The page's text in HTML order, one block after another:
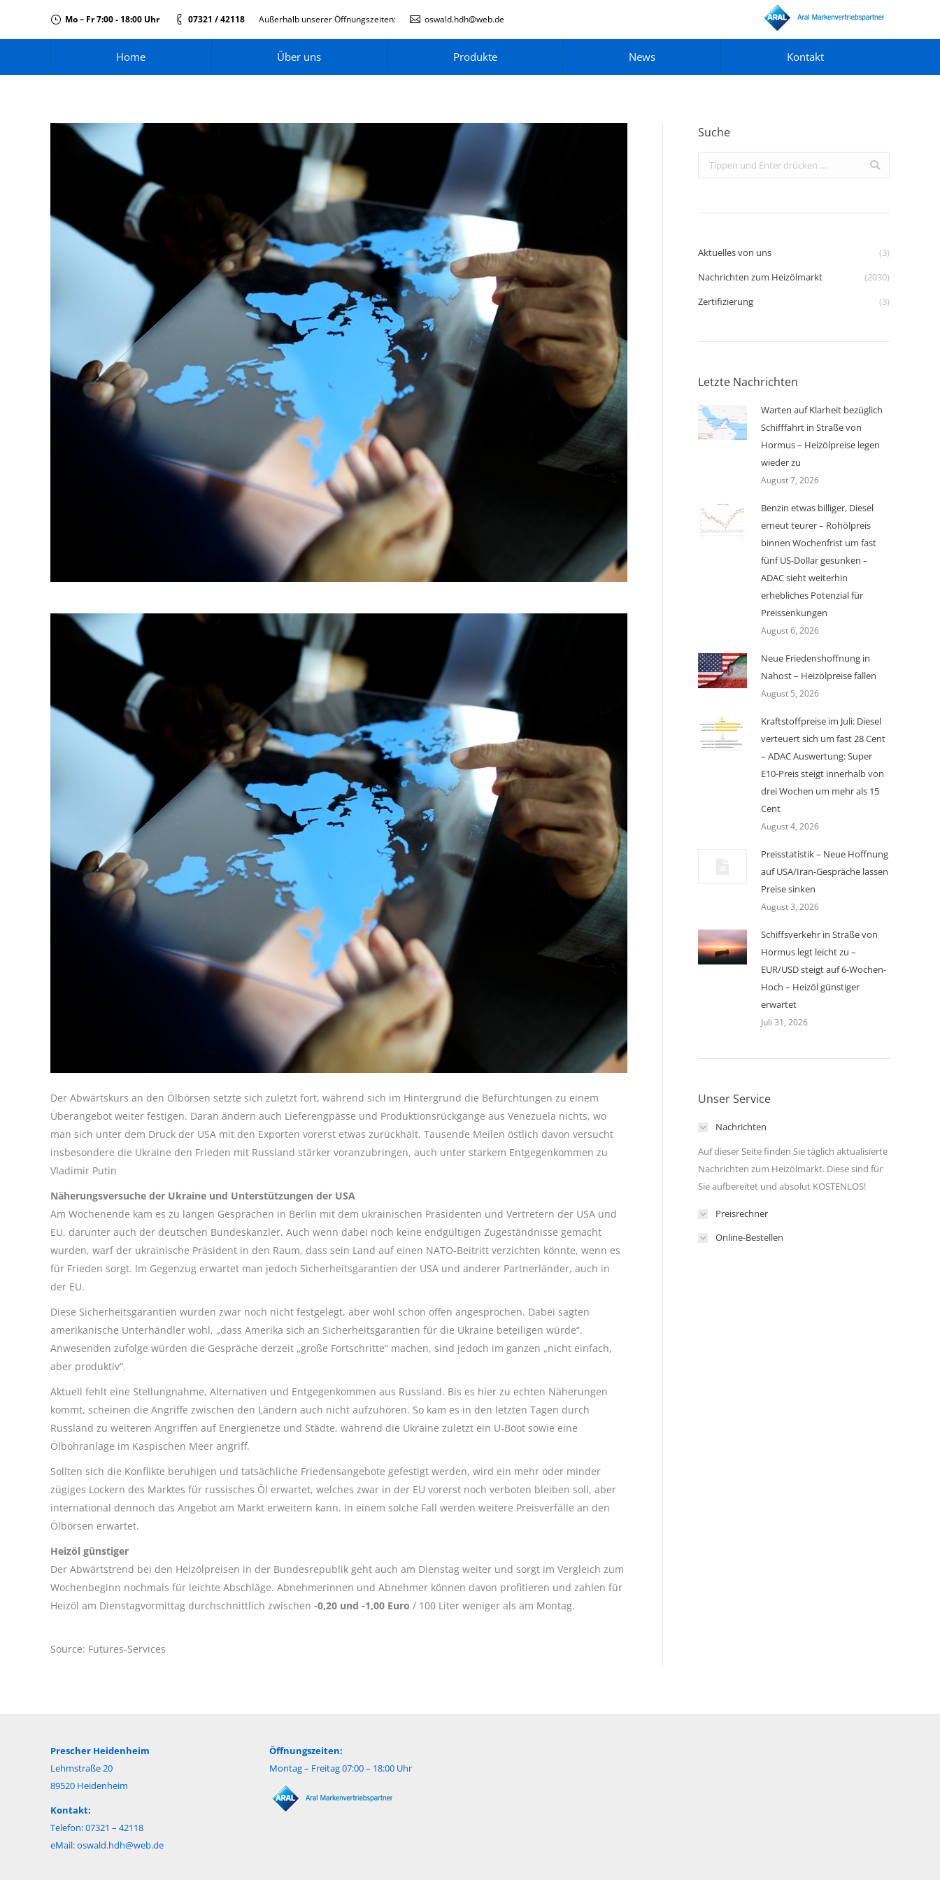
Mo – Fr 7:00 - 18:00 Uhr 07321 / 42118 Außerhalb unserer Öffnungszeiten: oswald.hdh@web.de
Home Über uns Produkte News Kontakt
Der Abwärtskurs an den Ölbörsen setzte sich zuletzt fort, während sich im Hintergrund die Befürchtungen zu einem
Überangebot weiter festigen. Daran ändern auch Lieferengpässe und Produktionsrückgänge aus Venezuela nichts, wo
man sich unter dem Druck der USA mit den Exporten vorerst etwas zurückhält. Tausende Meilen östlich davon versucht
insbesondere die Ukraine den Frieden mit Russland stärker voranzubringen, auch unter starkem Entgegenkommen zu
Vladimir Putin
Näherungsversuche der Ukraine und Unterstützungen der USA
Am Wochenende kam es zu langen Gesprächen in Berlin mit dem ukrainischen Präsidenten und Vertretern der USA und
EU, darunter auch der deutschen Bundeskanzler. Auch wenn dabei noch keine endgültigen Zugeständnisse gemacht
wurden, warf der ukrainische Präsident in den Raum, dass sein Land auf einen NATO-Beitritt verzichten könnte, wenn es
für Frieden sorgt. Im Gegenzug erwartet man jedoch Sicherheitsgarantien der USA und anderer Partnerländer, auch in
der EU.
Diese Sicherheitsgarantien wurden zwar noch nicht festgelegt, aber wohl schon offen angesprochen. Dabei sagten
amerikanische Unterhändler wohl, „dass Amerika sich an Sicherheitsgarantien für die Ukraine beteiligen würde“.
Anwesenden zufolge würden die Gespräche derzeit „große Fortschritte“ machen, sind jedoch im ganzen „nicht einfach,
aber produktiv“.
Aktuell fehlt eine Stellungnahme, Alternativen und Entgegenkommen aus Russland. Bis es hier zu echten Näherungen
kommt, scheinen die Angriffe zwischen den Ländern auch nicht aufzuhören. So kam es in den letzten Tagen durch
Russland zu weiteren Angriffen auf Energienetze und Städte, während die Ukraine zuletzt ein U-Boot sowie eine
Ölbohranlage im Kaspischen Meer angriff.
Sollten sich die Konflikte beruhigen und tatsächliche Friedensangebote gefestigt werden, wird ein mehr oder minder
zügiges Lockern des Marktes für russisches Öl erwartet, welches zwar in der EU vorerst noch verboten bleiben soll, aber
international dennoch das Angebot am Markt erweitern kann. In einem solche Fall werden weitere Preisverfälle an den
Ölbörsen erwartet.
Heizöl günstiger
Der Abwärtstrend bei den Heizölpreisen in der Bundesrepublik geht auch am Dienstag weiter und sorgt im Vergleich zum
Wochenbeginn nochmals für leichte Abschläge. Abnehmerinnen und Abnehmer können davon profitieren und zahlen für
Heizöl am Dienstagvormittag durchschnittlich zwischen -0,20 und -1,00 Euro / 100 Liter weniger als am Montag.
Source: Futures-Services
Suche
Search:
Aktuelles von uns
(3)
Nachrichten zum Heizölmarkt
(2030)
Zertifizierung
(3)
Letzte Nachrichten
Warten auf Klarheit bezüglich
Schifffahrt in Straße von
Hormus – Heizölpreise legen
wieder zu
August 7, 2026
Benzin etwas billiger, Diesel
erneut teurer – Rohölpreis
binnen Wochenfrist um fast
fünf US-Dollar gesunken –
ADAC sieht weiterhin
erhebliches Potenzial für
Preissenkungen
August 6, 2026
Neue Friedenshoffnung in
Nahost – Heizölpreise fallen
August 5, 2026
Kraftstoffpreise im Juli: Diesel
verteuert sich um fast 28 Cent
– ADAC Auswertung: Super
E10-Preis steigt innerhalb von
drei Wochen um mehr als 15
Cent
August 4, 2026
Preisstatistik – Neue Hoffnung
auf USA/Iran-Gespräche lassen
Preise sinken
August 3, 2026
Schiffsverkehr in Straße von
Hormus legt leicht zu –
EUR/USD steigt auf 6-Wochen-
Hoch – Heizöl günstiger
erwartet
Juli 31, 2026
Unser Service
Nachrichten
Auf dieser Seite finden Sie täglich aktualisierte
Nachrichten zum Heizölmarkt. Diese sind für
Sie aufbereitet und absolut KOSTENLOS!
Preisrechner
Online-Bestellen
Prescher Heidenheim
Lehmstraße 20
89520 Heidenheim
Kontakt:
Telefon: 07321 – 42118
eMail:oswald.hdh@web.de
Öffnungszeiten:
Montag – Freitag 07:00 – 18:00 Uhr